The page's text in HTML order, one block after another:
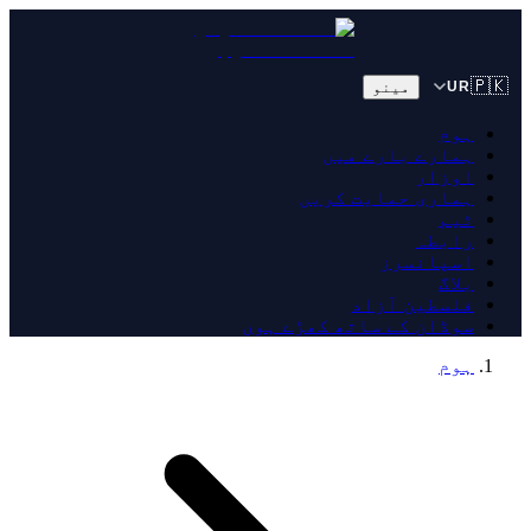
🇵🇰
UR مینو
ہوم
ہمارے بارے میں
اوزار
ہماری حمایت کریں
ٹیم
رابطہ
اسپانسرز
بلاگ
فلسطین آزاد
سوڈان کے ساتھ کھڑے ہوں
ہوم